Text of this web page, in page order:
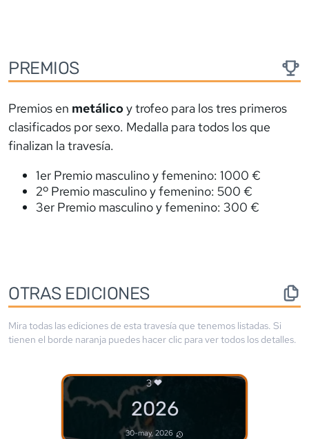
PREMIOS
Premios en metálicoy trofeo para los tres primeros
clasificados por sexo. Medalla para todos los que
finalizan la travesía.
1er Premio masculino y femenino: 1000 €
2º Premio masculino y femenino: 500 €
3er Premio masculino y femenino: 300 €
OTRAS EDICIONES
Mira todas las ediciones de esta travesía que tenemos listadas. Si
tienen el borde naranja puedes hacer clic para ver todos los detalles.
3
2026
30-may, 2026